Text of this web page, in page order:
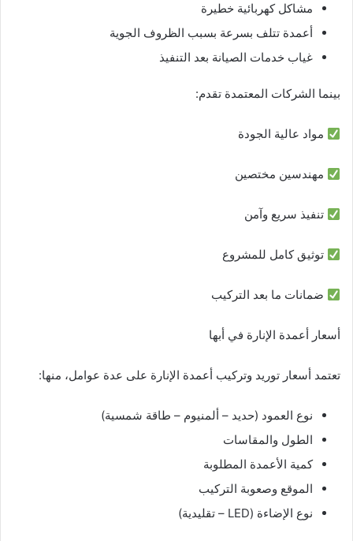
مشاكل كهربائية خطيرة
أعمدة تتلف بسرعة بسبب الظروف الجوية
غياب خدمات الصيانة بعد التنفيذ
بينما الشركات المعتمدة تقدم:
مواد عالية الجودة
مهندسين مختصين
تنفيذ سريع وآمن
توثيق كامل للمشروع
ضمانات ما بعد التركيب
أسعار أعمدة الإنارة في أبها
تعتمد أسعار توريد وتركيب أعمدة الإنارة على عدة عوامل، منها:
نوع العمود (حديد – ألمنيوم – طاقة شمسية)
الطول والمقاسات
كمية الأعمدة المطلوبة
الموقع وصعوبة التركيب
نوع الإضاءة (LED – تقليدية)